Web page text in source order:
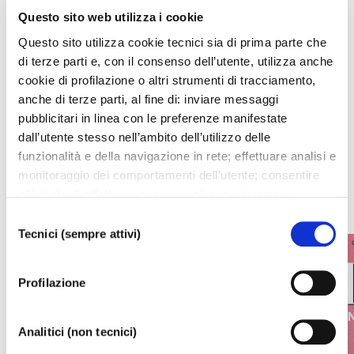
Questo sito web utilizza i cookie
Questo sito utilizza cookie tecnici sia di prima parte che
di terze parti e, con il consenso dell’utente, utilizza anche
cookie di profilazione o altri strumenti di tracciamento,
anche di terze parti, al fine di: inviare messaggi
pubblicitari in linea con le preferenze manifestate
dall’utente stesso nell’ambito dell’utilizzo delle
funzionalità e della navigazione in rete; effettuare analisi e
monitoraggio dei comportamenti dell’utente; consentire
TUTTI”, l’utente acconsente all’uso di tutti i cookie non
tecnici, inclusi quindi quelli di profilazione, analitici e
social. Il consenso è facoltativo e può essere revocato in
qualsiasi momento. Se l’utente desidera modificare le
sinistra dello schermo. Per sapere di più sui cookie che
da dove è
delTecnici (sempre attivi)
Profilazione
Analitici (non tecnici)
I prossimi eventi
Gli appuntamenti della settimana
IL CALENDARIO COMPLETO